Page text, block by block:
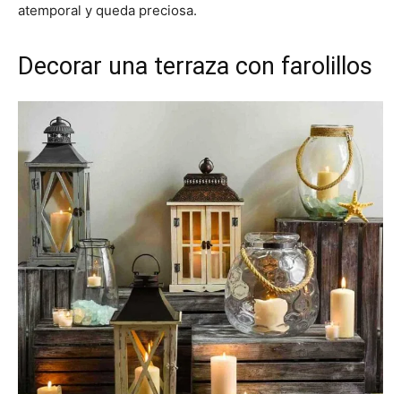
atemporal y queda preciosa.
Decorar una terraza con farolillos